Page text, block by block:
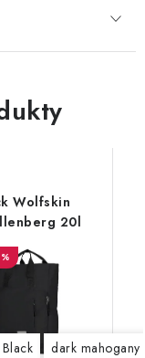
Wolfskin
20l
Black dark mahogany